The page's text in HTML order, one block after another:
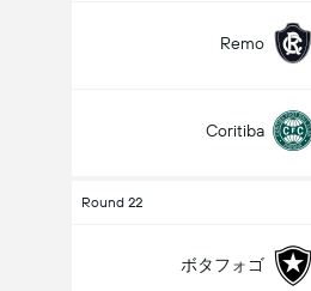
Remo
Coritiba
Round 22
ボタフォゴ
アンダー